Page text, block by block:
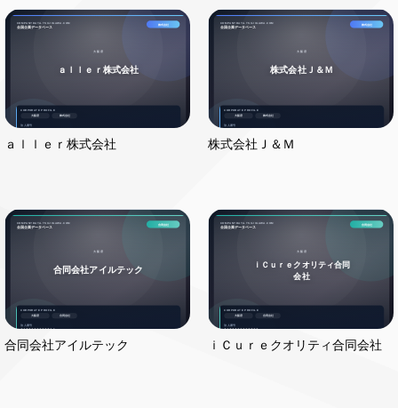
ａｌｌｅｒ株式会社 株式会社Ｊ＆Ｍ
合同会社アイルテック ｉＣｕｒｅクオリティ合同会社